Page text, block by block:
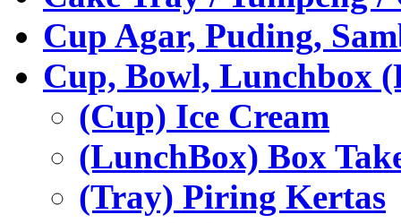
Cup Agar, Puding,
Cup, Bowl, Lunchbox
(Cup) Ice Cream
(LunchBox) Box
(Tray) Piring Kertas